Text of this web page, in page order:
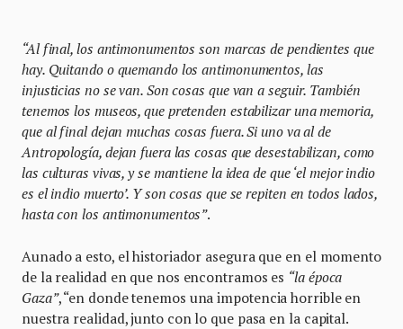
“Al final, los antimonumentos son marcas de pendientes que
hay. Quitando o quemando los antimonumentos, las
injusticias no se van. Son cosas que van a seguir. También
tenemos los museos, que pretenden estabilizar una memoria,
que al final dejan muchas cosas fuera. Si uno va al de
Antropología, dejan fuera las cosas que desestabilizan, como
las culturas vivas, y se mantiene la idea de que ‘el mejor indio
es el indio muerto’. Y son cosas que se repiten en todos lados,
hasta con los antimonumentos”.
Aunado a esto, el historiador asegura que en el momento
de la realidad en que nos encontramos es “la época
Gaza”, “en donde tenemos una impotencia horrible en
nuestra realidad, junto con lo que pasa en la capital.